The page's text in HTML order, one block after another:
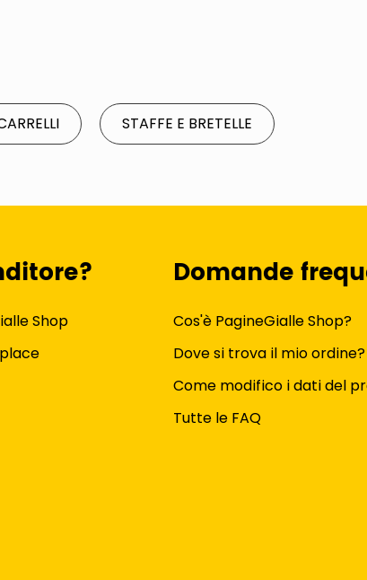
STAFFE E BRETELLE
Shop
Domande
Cos'è PagineGialle Shop?
Dove si trova il mio ordine?
Come modifico i dati del
Tutte le FAQ